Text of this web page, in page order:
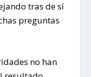
tras de sí
preguntas
no han